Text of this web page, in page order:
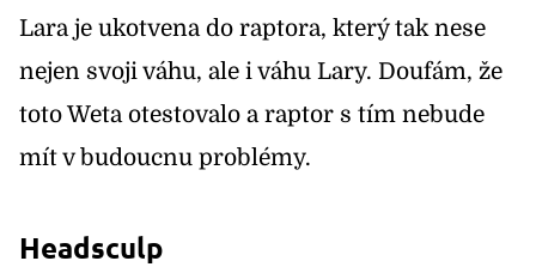
Lara je ukotvena do raptora, který tak nese
nejen svoji váhu, ale i váhu Lary. Doufám, že
toto Weta otestovalo a raptor s tím nebude
mít v budoucnu problémy.
Headsculp